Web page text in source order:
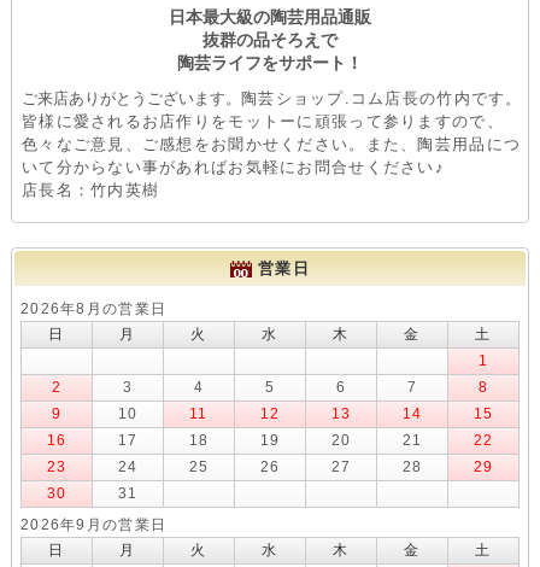
日本最大級の陶芸用品通販
抜群の品そろえで
陶芸ライフをサポート！
ご来店ありがとうございます。 陶芸ショップ.コム店長の竹内です。
皆様に愛されるお店作りをモットーに頑張って参りますので、
色々なご意見、ご感想をお聞かせください。また、陶芸用品につ
いて分からない事があればお気軽にお問合せください♪
店長名：竹内英樹
営業日
2026年8月の営業日
日
月 火 水 木 金
土
1
2
3 4 5 6 7
8
9
10 11 12 13 14
15
16
17 18 19 20 21
22
23
24 25 26 27 28
29
30
31
2026年9月の営業日
日
月 火 水 木 金
土